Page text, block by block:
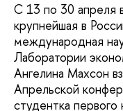
С 13 по 30
крупнейшая в
международная
Лаборатории
Ангелина Махсон
Апрельской
студентка